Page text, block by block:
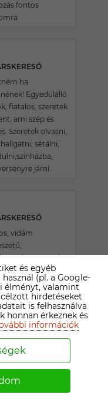
fontos
ha
Egyedülálló
fiatalos, szeretek
ami szép és
Szeretek olvasni,
sétálni,
járni.
vidám
vagyok.
a vidám
emberek
Szívesen
az 5 éves
6 7
MÉNTELEK
és egyéb
(pl. a Google-
élményt, valamint
hirdetéseket
is felhasználva
honnan érkeznek és
információk